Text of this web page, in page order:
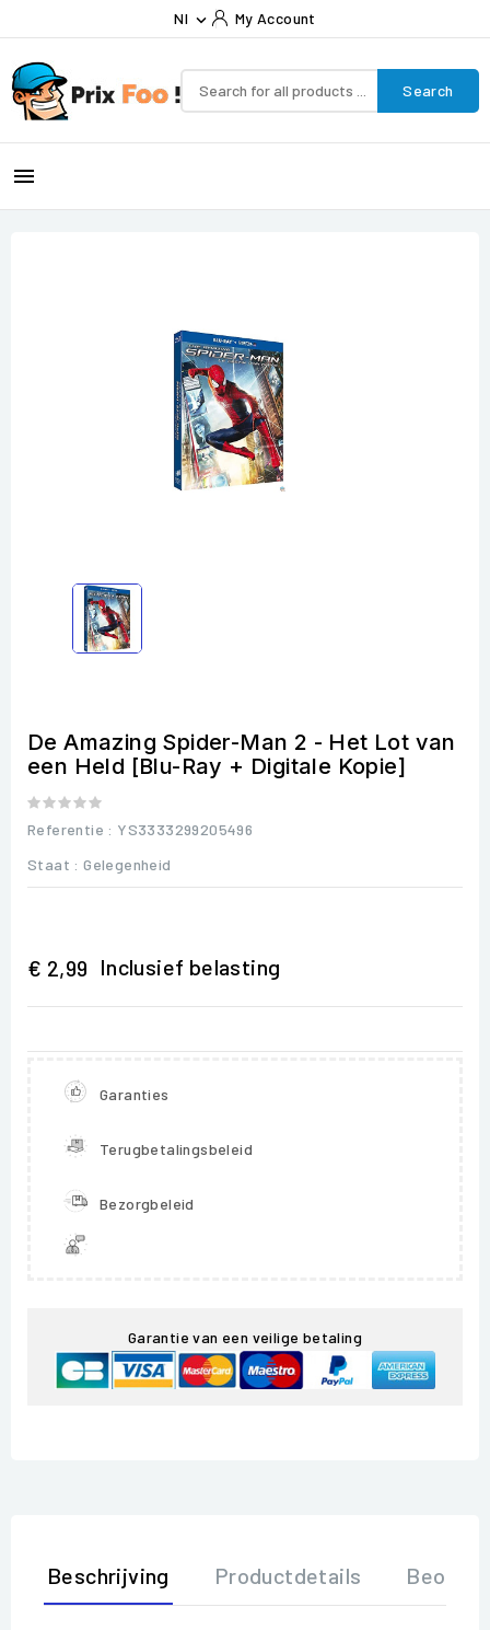
Nl  My Account
Search

De Amazing Spider-Man 2 - Het Lot van
een Held [Blu-Ray + Digitale Kopie]
Referentie : YS3333299205496
Staat : Gelegenheid
€ 2,99 Inclusief belasting
Garanties
Terugbetalingsbeleid
Bezorgbeleid
Garantie van een veilige betaling
Beschrijving Productdetails